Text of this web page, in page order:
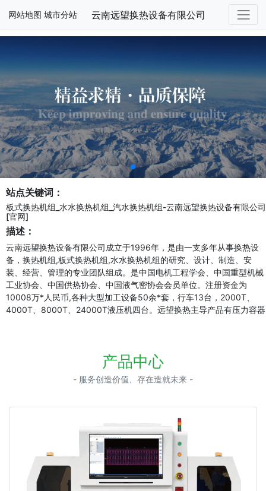
网站地图 城市分站 云南远望换热设备有限公司
站点关键词：
板式换热机组_水水换热机组_汽水换热机组-云南远望换热设备有限公司
[官网]
描述：
云南远望换热设备有限公司成立于1996年，是由一支多年从事换热设
备，换热机组,板式换热机组,水水换热机组的研究、设计、制造、安
装、经营、管理的专业团队组成。是中国电机工程学会、中国重型机械
工业协会、中国供热协会、中国液气密协会会员单位。注册资金为
10008万*人民币,各种大型加工设备50余*套，行车13台，2000T、
4000T、8000T、24000T液压机四台。远望换热主导产品有压力容器
产品中心
- 服务创造价值、存在造就未来 -